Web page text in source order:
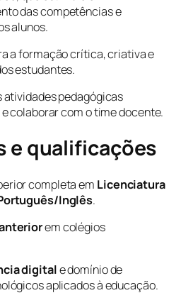
das competências e
alunos.
a formação crítica, criativa e
estudantes.
atividades pedagógicas
colaborar com o time docente.
e qualificações
completa em Licenciatura
Inglês.
em colégios
digitale domínio de
aplicados à educação.